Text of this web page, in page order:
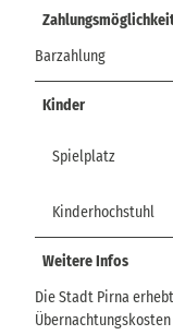
Barzahlung
Kinder
Spielplatz
Kinderhochstuhl
Weitere Infos
Die Stadt Pirna